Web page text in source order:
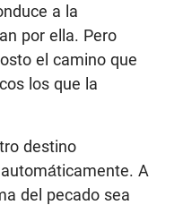
a la
por ella. Pero
el camino que
los que la
destino
A
del pecado sea